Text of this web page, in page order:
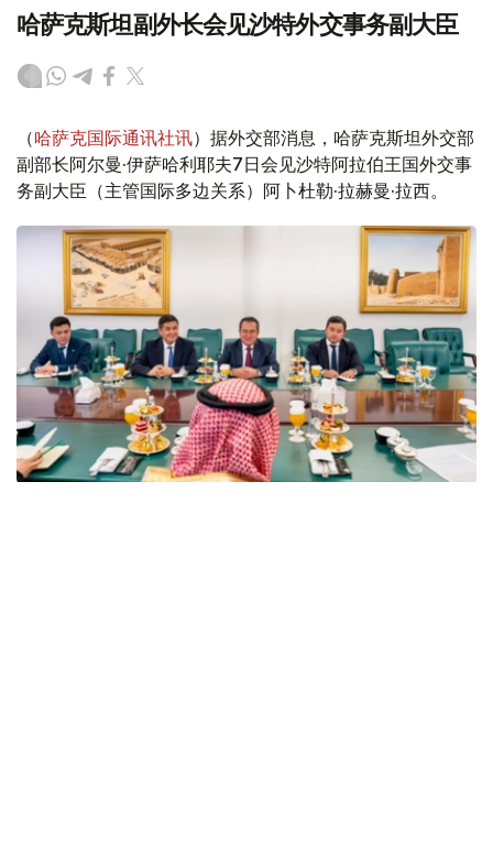
哈萨克斯坦副外长会见沙特外交事务副大臣
（哈萨克国际通讯社讯）据外交部消息，哈萨克斯坦外交部
副部长阿尔曼·伊萨哈利耶夫7日会见沙特阿拉伯王国外交事
务副大臣（主管国际多边关系）阿卜杜勒·拉赫曼·拉西。